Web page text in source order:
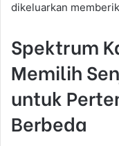
dikeluarkan
Spektrum
Memilih
untuk
Berbeda